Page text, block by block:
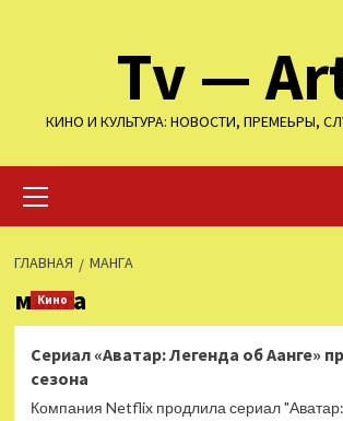
Tv —
КИНО И КУЛЬТУРА: НОВОСТИ, ПРЕМЕЬРЫ,
меню
ГЛАВНАЯ МАНГА
манга
Кино
Сериал «Аватар: Легенда об Аанге»
сезона
Компания Netflix продлила сериал